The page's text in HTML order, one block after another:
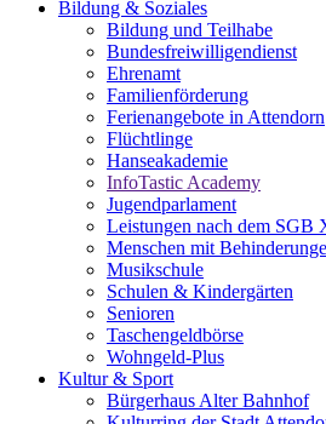
Bildung & Soziales
Bildung und Teilhabe
Bundesfreiwilligendienst
Ehrenamt
Familienförderung
Ferienangebote in Attendorn
Flüchtlinge
Hanseakademie
InfoTastic Academy
Jugendparlament
Leistungen nach dem SGB
Menschen mit
Musikschule
Schulen & Kindergärten
Senioren
Taschengeldbörse
Wohngeld-Plus
Kultur & Sport
Bürgerhaus Alter Bahnhof